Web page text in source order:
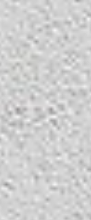
Neue Residence
Gut zu wissen
III Kulinarik
IV Sommer
V Winter
VI Wellness
Bildergalerie
Neue Residence